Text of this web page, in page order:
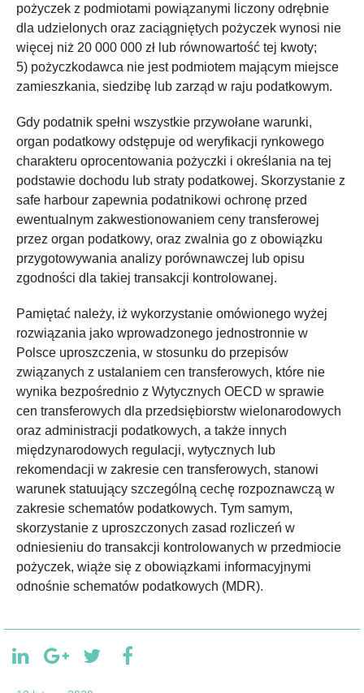
pożyczek z podmiotami powiązanymi liczony odrębnie
dla udzielonych oraz zaciągniętych pożyczek wynosi nie
więcej niż 20 000 000 zł lub równowartość tej kwoty;
5) pożyczkodawca nie jest podmiotem mającym miejsce
zamieszkania, siedzibę lub zarząd w raju podatkowym.
Gdy podatnik spełni wszystkie przywołane warunki,
organ podatkowy odstępuje od weryfikacji rynkowego
charakteru oprocentowania pożyczki i określania na tej
podstawie dochodu lub straty podatkowej. Skorzystanie z
safe harbour zapewnia podatnikowi ochronę przed
ewentualnym zakwestionowaniem ceny transferowej
przez organ podatkowy, oraz zwalnia go z obowiązku
przygotowywania analizy porównawczej lub opisu
zgodności dla takiej transakcji kontrolowanej.
Pamiętać należy, iż wykorzystanie omówionego wyżej
rozwiązania jako wprowadzonego jednostronnie w
Polsce uproszczenia, w stosunku do przepisów
związanych z ustalaniem cen transferowych, które nie
wynika bezpośrednio z Wytycznych OECD w sprawie
cen transferowych dla przedsiębiorstw wielonarodowych
oraz administracji podatkowych, a także innych
międzynarodowych regulacji, wytycznych lub
rekomendacji w zakresie cen transferowych, stanowi
warunek statuujący szczególną cechę rozpoznawczą w
zakresie schematów podatkowych. Tym samym,
skorzystanie z uproszczonych zasad rozliczeń w
odniesieniu do transakcji kontrolowanych w przedmiocie
pożyczek, wiąże się z obowiązkami informacyjnymi
odnośnie schematów podatkowych (MDR).